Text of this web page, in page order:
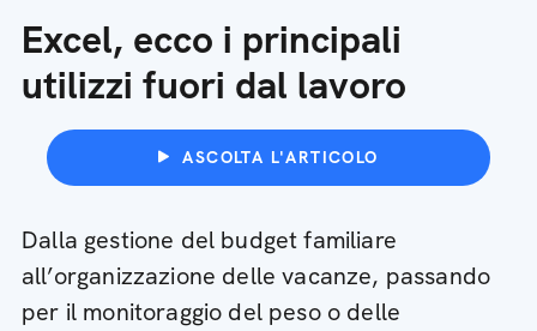
Excel, ecco i principali
utilizzi fuori dal lavoro
ASCOLTA L'ARTICOLO
Dalla gestione del budget familiare
all’organizzazione delle vacanze, passando
per il monitoraggio del peso o delle